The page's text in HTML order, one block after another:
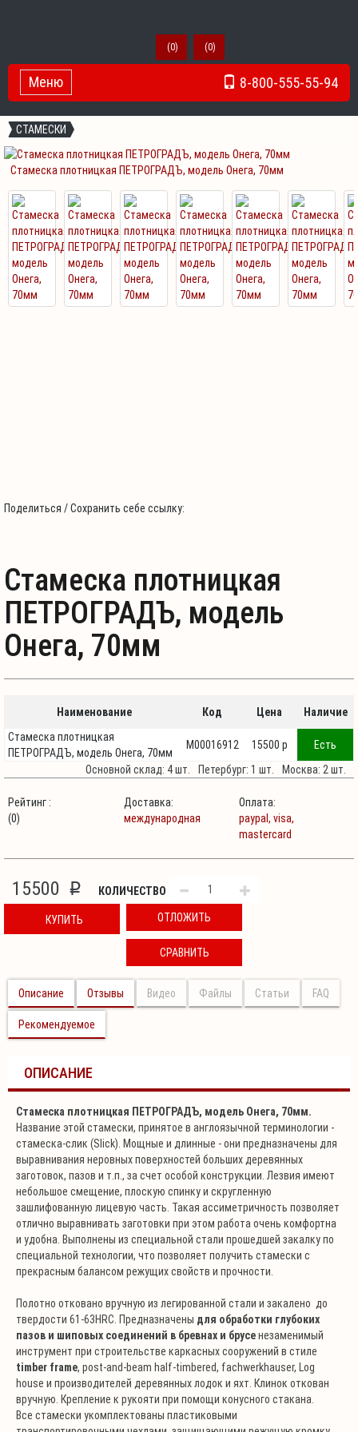
(0) (0)
8-800-555-55-94
Toggle Navigation
Меню
СТАМЕСКИ
Стамеска плотницкая ПЕТРОГРАДЪ, модель Онега, 70мм
Поделиться / Сохранить себе ссылку:
Стамеска плотницкая
ПЕТРОГРАДЪ, модель
Онега, 70мм
Наименование Код Цена
Наличие
Стамеска плотницкая
ПЕТРОГРАДЪ, модель Онега, 70мм
М00016912 15500 p
Есть
Основной склад: 4 шт.
Петербург: 1 шт. Москва: 2 шт.
Рейтинг :
(0)
Доставка:
международная
Оплата:
paypal, visa,
mastercard
15500 p КОЛИЧЕСТВО
КУПИТЬ ОТЛОЖИТЬ
СРАВНИТЬ
Описание Отзывы Видео Файлы Статьи FAQ
Рекомендуемое
ОПИСАНИЕ
Стамеска плотницкая ПЕТРОГРАДЪ, модель Онега, 70мм.
Название этой стамески, принятое в англоязычной терминологии -
стамеска-слик (Slick). Мощные и длинные - они предназначены для
выравнивания неровных поверхностей больших деревянных
заготовок, пазов и т.п., за счет особой конструкции. Лезвия имеют
небольшое смещение, плоскую спинку и скругленную
зашлифованную лицевую часть. Такая ассиметричность позволяет
отлично выравнивать заготовки при этом работа очень комфортна
и удобна. Выполнены из специальной стали прошедшей закалку по
специальной технологии, что позволяет получить стамески с
прекрасным балансом режущих свойств и прочности.
Полотно отковано вручную из легированной стали и закалено до
твердости 61-63HRC. Предназначены для обработки глубоких
пазов и шиповых соединений в бревнах и брусенезаменимый
инструмент при строительстве каркасных сооружений в стиле
timber frame, post-and-beam half-timbered, fachwerkhаuser, Log
house и производителей деревянных лодок и яхт. Клинок откован
вручную. Крепление к рукояти при помощи конусного стакана.
Все стамески укомплектованы пластиковыми